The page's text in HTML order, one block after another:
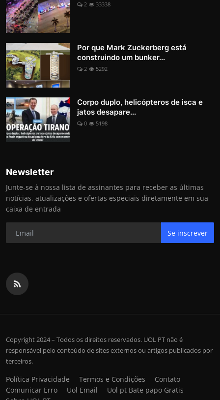
2 33338
Por que Mark Zuckerberg está
construindo um bunker...
2 5292
Corpo duplo, helicópteros de isca e
jatos desapare...
0 5198
Newsletter
Junte-se à nossa lista de assinantes para receber as últimas
notícias, atualizações e ofertas especiais diretamente em sua
caixa de entrada
Se inscrever
Copyright 2024 – Todos os direitos reservados. UOL PT não é
responsável pelo conteúdo de sites externos ou artigos publicados por
terceiros.
Política Privacidade Termos e Condições
Contato
Comunicar Erro
Uol Email
Uol pt Bate papo Gratis